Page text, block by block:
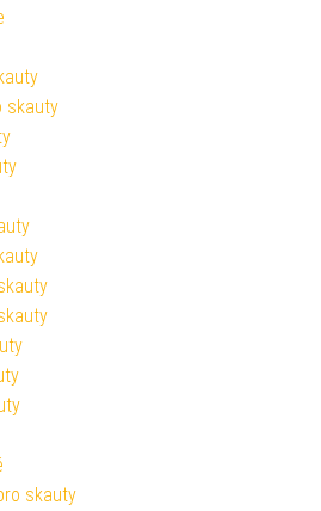
skauty
skauty